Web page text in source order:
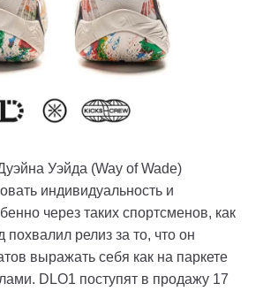
Уэйда (Way of Wade)
индивидуальность и
через таких спортсменов, как
релиз за то, что он
выражать себя как на паркете
DLO1 поступят в продажу 17